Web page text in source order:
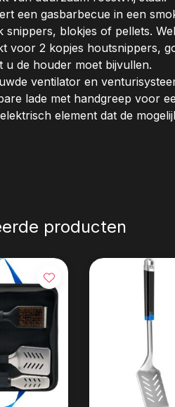
een gasbarbecue in een
snippers, blokjes of pellets.
voor 2 kopjes houtsnippers,
u de houder moet bijvullen.
ventilator en
lade met handgreep voor
element dat de
producten